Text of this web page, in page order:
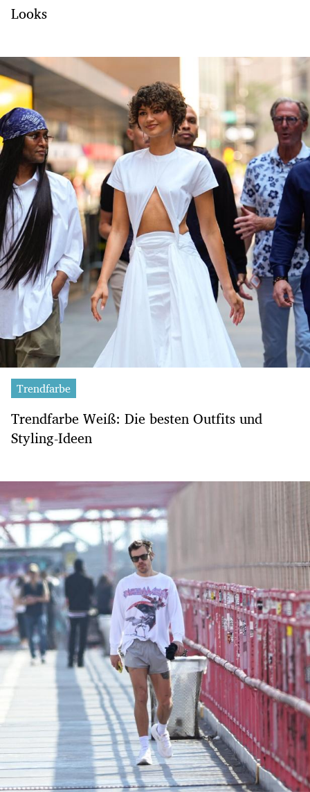
Looks
Trendfarbe
Trendfarbe Weiß: Die besten Outfits und
Styling-Ideen